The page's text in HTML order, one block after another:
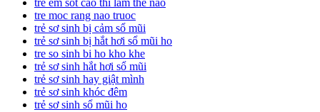
tre moc rang nao truoc
trẻ sơ sinh bị cảm sổ mũi
trẻ sơ sinh bị hắt hơi sổ mũi ho
tre so sinh bi ho kho khe
trẻ sơ sinh hắt hơi sổ mũi
trẻ sơ sinh hay giật mình
trẻ sơ sinh khóc đêm
trẻ sơ sinh sổ mũi ho